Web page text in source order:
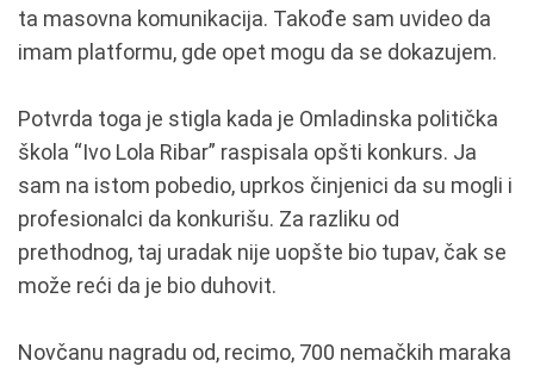
ta masovna komunikacija. Takođe sam uvideo da
imam platformu, gde opet mogu da se dokazujem.
Potvrda toga je stigla kada je Omladinska politička
škola “Ivo Lola Ribar” raspisala opšti konkurs. Ja
sam na istom pobedio, uprkos činjenici da su mogli i
profesionalci da konkurišu. Za razliku od
prethodnog, taj uradak nije uopšte bio tupav, čak se
može reći da je bio duhovit.
Novčanu nagradu od, recimo, 700 nemačkih maraka